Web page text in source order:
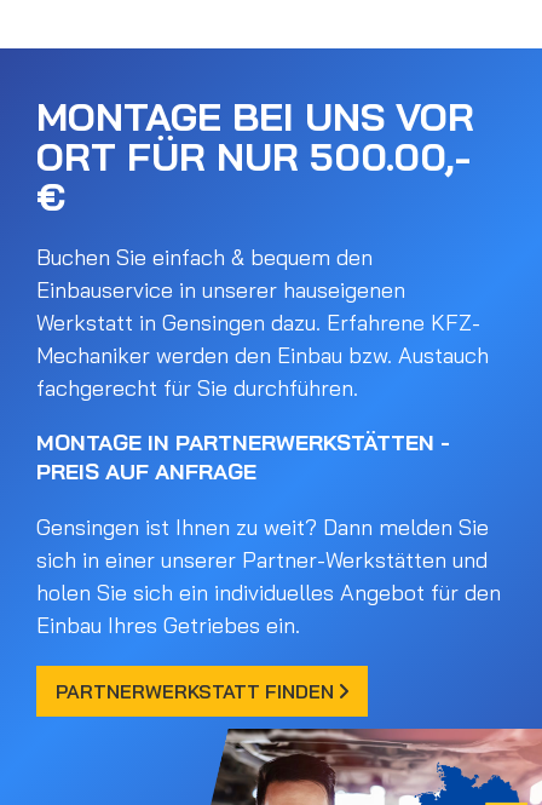
MONTAGE BEI UNS VOR
ORT FÜR NUR 500.00,-
€
Buchen Sie einfach & bequem den
Einbauservice in unserer hauseigenen
Werkstatt in Gensingen dazu. Erfahrene KFZ-
Mechaniker werden den Einbau bzw. Austauch
fachgerecht für Sie durchführen.
MONTAGE IN PARTNERWERKSTÄTTEN -
PREIS AUF ANFRAGE
Gensingen ist Ihnen zu weit? Dann melden Sie
sich in einer unserer Partner-Werkstätten und
holen Sie sich ein individuelles Angebot für den
Einbau Ihres Getriebes ein.
PARTNERWERKSTATT FINDEN